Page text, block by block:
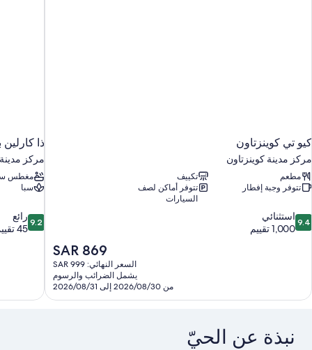
كيو تي كوينزتاون
مركز مدينة كوينزتاون
مطعم
تكييف
تتوفر وجبة إفطار
تتوفر أماكن لصف
السيارات
9.4
من
9.4 استثنائي
1,000 تقييم
السعر
الحالي
هو
SAR
869
SAR 869
السعر النهائي: SAR 999
يشمل الضرائب والرسوم
من 2026/08/30 إلى 2026/08/31
ذا
مركز
مغطس
سبا
9.2
من
9.2 رائع
45 تقييمًا
نبذة عن الحيّ